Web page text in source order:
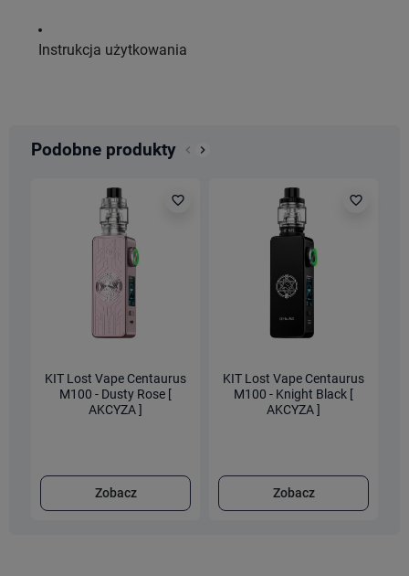
Instrukcja użytkowania
Podobne produkty Poprzedni
keyboard_arrow_left
Następny
keyboard_arrow_right
favorite_border
KIT Lost Vape Centaurus
M100 - Dusty Rose [
AKCYZA ]
Zobacz
favorite_border
KIT Lost Vape Centaurus
M100 - Knight Black [
AKCYZA ]
Zobacz